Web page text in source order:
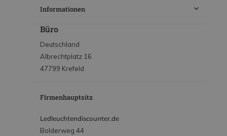
Informationen
Büro
Deutschland
Albrechtplatz 16
47799 Krefeld
Firmenhauptsitz
Ledleuchtendiscounter.de
Bolderweg 44